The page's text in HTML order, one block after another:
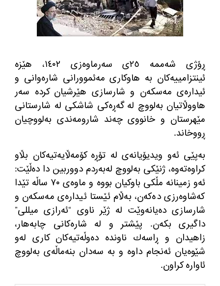
ڕۆژی شه‌ممه‌ ٢٥ی سه‌رماوه‌زی ١٤٠٢، هێزه‌
ئینتزامییه‌كان به‌ هاوكاری مه‌ئموورانی شاره‌وانی و
ئیداره‌ی مه‌سكه‌ن و شارسازی هێرشیان كرده‌ سه‌ر
هاووڵاتیان به‌لووچ له‌ گه‌ڕه‌كی شاشكی له‌ شارستانی
مێهرستان و خانووی چه‌ند شارومه‌ندی به‌لووچیان
ڕووخاند.
به‌پێی ئه‌و ویدیۆیانه‌ی له‌ تۆڕه‌ كۆمه‌ڵایه‌تیه‌كان بڵاو
كراوه‌ته‌وه‌، ژنێكی به‌لووچ له‌به‌ردم دووربین دا ده‌ڵێت:
ئه‌و زمینانه‌ مڵكی باوكیان بووه‌ و ماوه‌ی ٧٠ ساڵه‌ تێدا
كه‌شاوه‌رزی ده‌كه‌ن، به‌ڵام ئێستا ئیداره‌ی مه‌سكه‌ن و
شارسازی ده‌یانه‌وێت له‌ ژێر ناوی “ئه‌رازی میللی”
داگیری بكه‌ن. پێشتر و له‌ شاره‌كانی چابه‌هار،
زاهیدان و ڕاسه‌ك ناونده‌ ده‌وڵه‌تیه‌كان كاری له‌و
شێوه‌یان ئه‌نجام داوه‌ و به‌ سه‌دان بنه‌ماڵه‌ی به‌لووچ
ئاواره‌ كراون.